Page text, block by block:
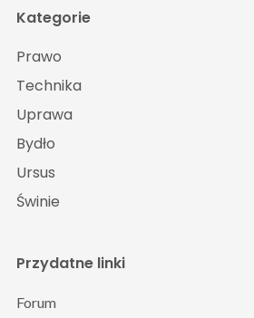
Kategorie
Prawo
Technika
Uprawa
Bydło
Ursus
Świnie
Przydatne linki
Forum